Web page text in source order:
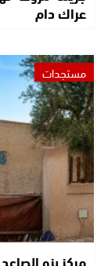
عراك دام
مستجدات